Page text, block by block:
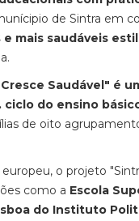
de Sintra em
mais saudáveis
Cresce Saudável" é
ciclo do ensino
de oito
o projeto
como a Escola
do Instituto